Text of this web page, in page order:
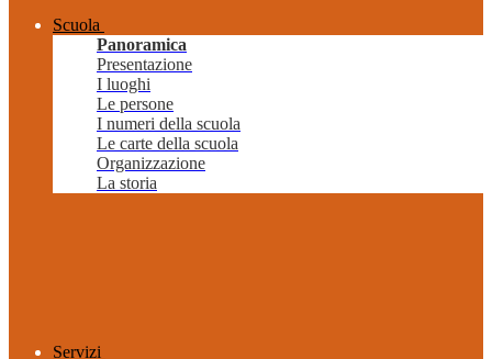
Scuola
Panoramica
Presentazione
I luoghi
Le persone
I numeri della scuola
Le carte della scuola
Organizzazione
La storia
Servizi